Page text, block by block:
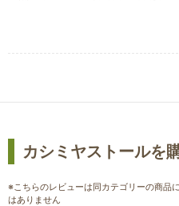
カシミヤストールを
※こちらのレビューは同カテゴリーの商品
はありません